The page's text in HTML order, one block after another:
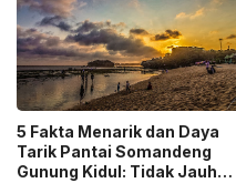
5 Fakta Menarik dan Daya
Tarik Pantai Somandeng
Gunung Kidul: Tidak Jauh